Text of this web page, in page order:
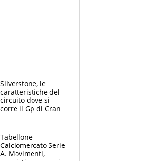
Silverstone, le
caratteristiche del
circuito dove si
corre il Gp di Gran
Tabellone
Calciomercato Serie
A. Movimenti,